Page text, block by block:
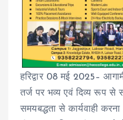
हरिद्वार 08 मई 2025–
तर्ज पर भव्य एवं दिव्य रूप से
समयबद्धता से कार्यवाही